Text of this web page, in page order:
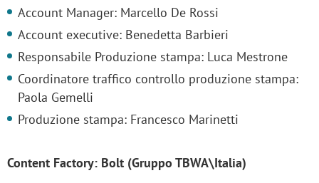
Account Manager: Marcello De Rossi
Account executive: Benedetta Barbieri
Responsabile Produzione stampa: Luca Mestrone
Coordinatore traffico controllo produzione stampa:
Paola Gemelli
Produzione stampa: Francesco Marinetti
Content Factory: Bolt (Gruppo TBWA\Italia)